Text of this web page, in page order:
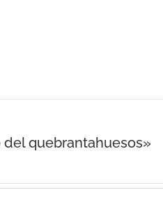
quebrantahuesos»